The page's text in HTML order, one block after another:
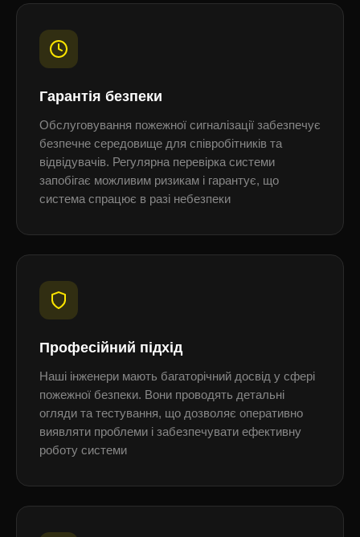
Гарантія безпеки
Обслуговування пожежної сигналізації забезпечує
безпечне середовище для співробітників та
відвідувачів. Регулярна перевірка системи
запобігає можливим ризикам і гарантує, що
система спрацює в разі небезпеки
Професійний підхід
Наші інженери мають багаторічний досвід у сфері
пожежної безпеки. Вони проводять детальні
огляди та тестування, що дозволяє оперативно
виявляти проблеми і забезпечувати ефективну
роботу системи